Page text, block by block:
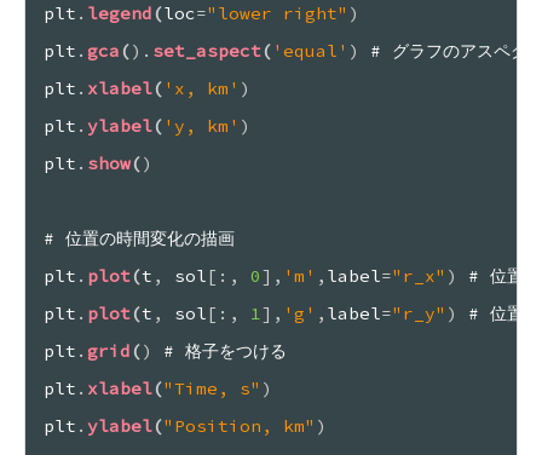
plt . legend(loc="lower right" )
plt .gca() . set_aspect( 'equal' )
# グラフのアスペク
plt . xlabel( 'x, km' )
plt .ylabel( 'y, km' )
plt . show()
# 位置の時間変化の描画
plt . plot(t , sol[ : , 0] , 'm' , label="r_x" )
# 位置ベ
plt . plot(t , sol[ : , 1] , 'g' , label="r_y" )
# 位置ベ
plt .grid()
# 格子をつける
plt . xlabel("Time, s" )
plt .ylabel("Position, km" )